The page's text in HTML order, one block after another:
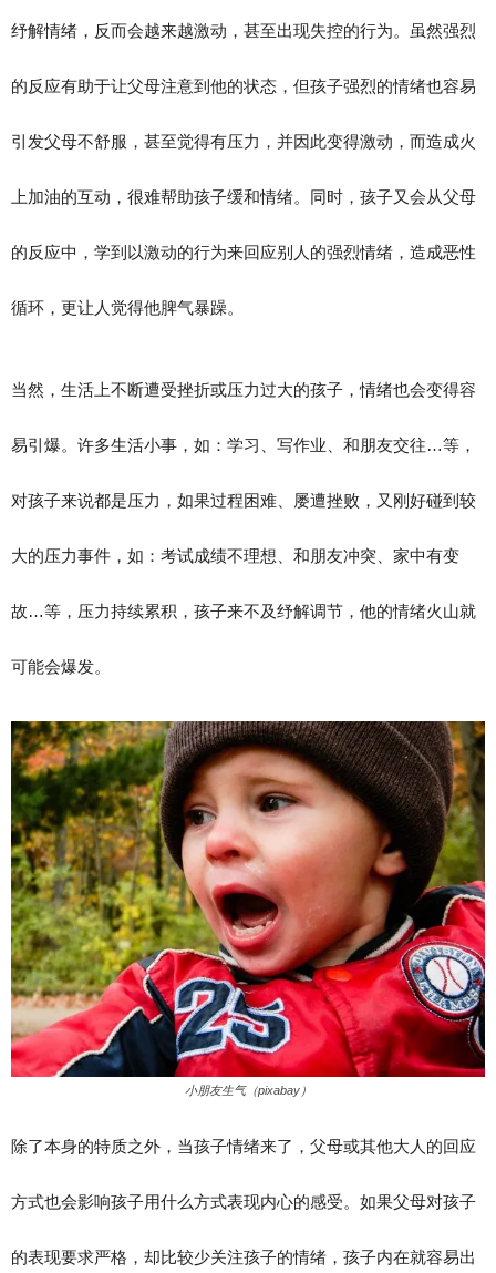
纾解情绪，反而会越来越激动，甚至出现失控的行为。虽然强烈
的反应有助于让父母注意到他的状态，但孩子强烈的情绪也容易
引发父母不舒服，甚至觉得有压力，并因此变得激动，而造成火
上加油的互动，很难帮助孩子缓和情绪。同时，孩子又会从父母
的反应中，学到以激动的行为来回应别人的强烈情绪，造成恶性
循环，更让人觉得他脾气暴躁。
当然，生活上不断遭受挫折或压力过大的孩子，情绪也会变得容
易引爆。许多生活小事，如：学习、写作业、和朋友交往…等，
对孩子来说都是压力，如果过程困难、屡遭挫败，又刚好碰到较
大的压力事件，如：考试成绩不理想、和朋友冲突、家中有变
故…等，压力持续累积，孩子来不及纾解调节，他的情绪火山就
可能会爆发。
小朋友生气（pixabay）
除了本身的特质之外，当孩子情绪来了，父母或其他大人的回应
方式也会影响孩子用什么方式表现内心的感受。如果父母对孩子
的表现要求严格，却比较少关注孩子的情绪，孩子内在就容易出